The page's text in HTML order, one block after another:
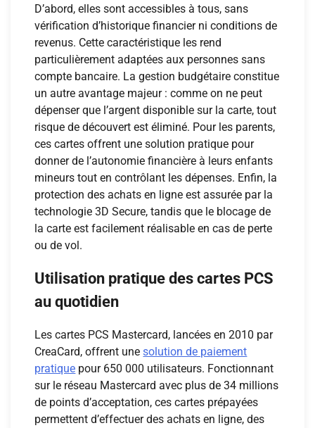
D’abord, elles sont accessibles à tous, sans
vérification d’historique financier ni conditions de
revenus. Cette caractéristique les rend
particulièrement adaptées aux personnes sans
compte bancaire. La gestion budgétaire constitue
un autre avantage majeur : comme on ne peut
dépenser que l’argent disponible sur la carte, tout
risque de découvert est éliminé. Pour les parents,
ces cartes offrent une solution pratique pour
donner de l’autonomie financière à leurs enfants
mineurs tout en contrôlant les dépenses. Enfin, la
protection des achats en ligne est assurée par la
technologie 3D Secure, tandis que le blocage de
la carte est facilement réalisable en cas de perte
ou de vol.
Utilisation pratique des cartes PCS
au quotidien
Les cartes PCS Mastercard, lancées en 2010 par
CreaCard, offrent unesolution de paiement
pratique pour 650 000 utilisateurs. Fonctionnant
sur le réseau Mastercard avec plus de 34 millions
de points d’acceptation, ces cartes prépayées
permettent d’effectuer des achats en ligne, des